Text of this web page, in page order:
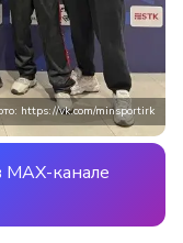
https://vk.com/minsportirk
канале